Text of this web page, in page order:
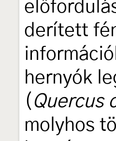
derített
hernyók
( Quercus
molyhos